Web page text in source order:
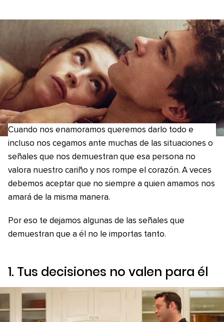
Cuando nos enamoramos queremos darlo todo e
incluso nos cegamos ante muchas de las situaciones o
señales que nos demuestran que esa persona no
valora nuestro cariño y nos rompe el corazón. A veces
debemos aceptar que no siempre a quien amamos nos
amará de la misma manera.
Por eso te dejamos algunas de las señales que
demuestran que a él no le importas tanto.
1. Tus decisiones no valen para él